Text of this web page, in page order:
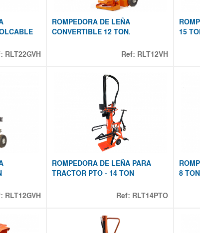
RLT22GVH
ROMPEDORA DE LEÑA
CONVERTIBLE 12 TON.
Ref: RLT12VH
15
RLT12GVH
ROMPEDORA DE LEÑA PARA
TRACTOR PTO - 14 TON
Ref: RLT14PTO
8